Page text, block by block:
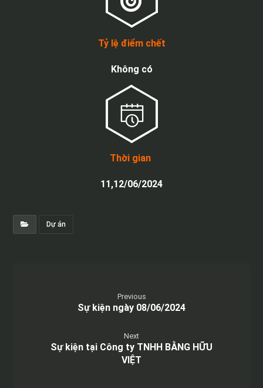
Tỷ lệ điểm chết
Không có
Thời gian
11,12/06/2024
Dự án
Previous
Sự kiện ngày 08/06/2024
Next
Sự kiện tại Công ty TNHH BẰNG HỮU
VIỆT